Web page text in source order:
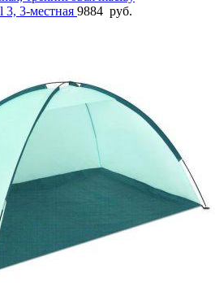
3-местная 9884 руб.